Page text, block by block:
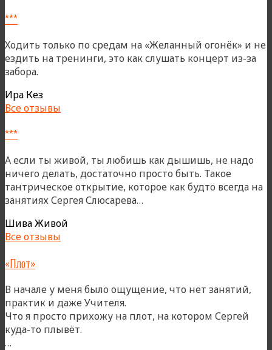
***
Ходить только по средам на «Желанный огонёк» и не
ездить на тренинги, это как слушать концерт из-за
забора.
Ира Кез
Все отзывы
***
А если ты живой, ты любишь как дышишь, не надо
ничего делать, достаточно просто быть. Такое
тантрическое открытие, которое как будто всегда на
занятиях Сергея Слюсарева…
Шива Живой
Все отзывы
«Плот»
В начале у меня было ощущение, что нет занятий,
практик и даже Учителя.
Что я просто прихожу на плот, на котором Сергей
куда-то плывёт.
…